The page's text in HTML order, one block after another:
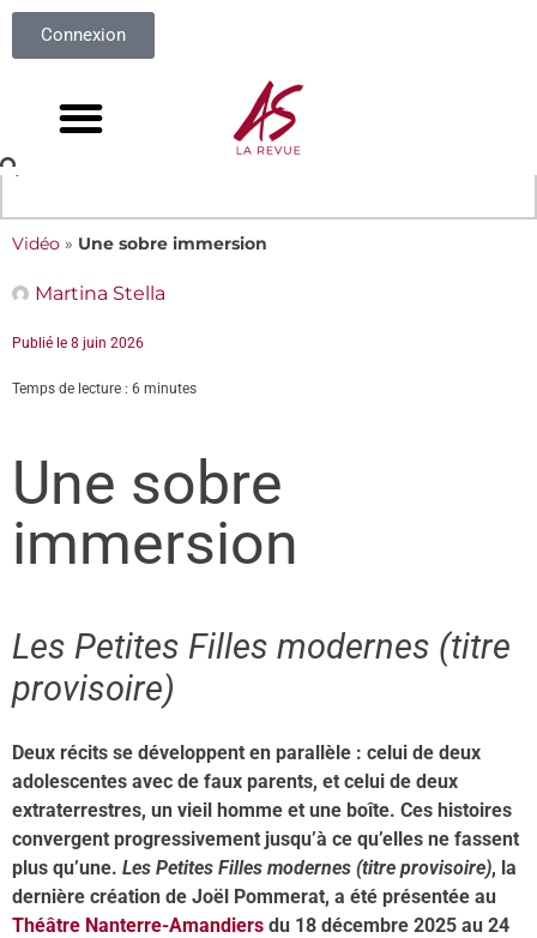
Connexion
Vidéo » Une sobre immersion
Martina Stella
Publié le 8 juin 2026
Temps de lecture : 6 minutes
Une sobre
immersion
Les Petites Filles modernes (titre
provisoire)
Deux récits se développent en parallèle : celui de deux
adolescentes avec de faux parents, et celui de deux
extraterrestres, un vieil homme et une boîte. Ces histoires
convergent progressivement jusqu’à ce qu’elles ne fassent
plus qu’une. Les Petites Filles modernes (titre provisoire), la
dernière création de Joël Pommerat, a été présentée au
Théâtre Nanterre-Amandiers du 18 décembre 2025 au 24